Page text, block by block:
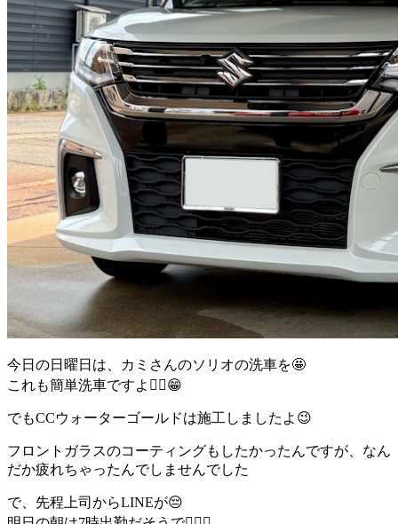
今日の日曜日は、カミさんのソリオの洗車を🤩
これも簡単洗車ですよ✌🏻😁
でもCCウォーターゴールドは施工しましたよ😉
フロントガラスのコーティングもしたかったんですが、なん
だか疲れちゃったんでしませんでした
で、先程上司からLINEが😔